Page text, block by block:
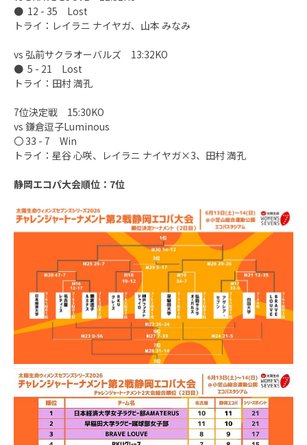
● 12 - 35 Lost
トライ：レイラニ ナイヤガ、山本 みなみ
vs 弘前サクラオーバルズ 13:32KO
● 5 - 21 Lost
トライ：田村 満孔
7位決定戦 15:30KO
vs 鎌倉逗子Luminous
〇 33 - 7 Win
トライ：星谷 心咲、レイラニ ナイヤガ×3、田村 満孔
静岡エコパ大会順位：7位